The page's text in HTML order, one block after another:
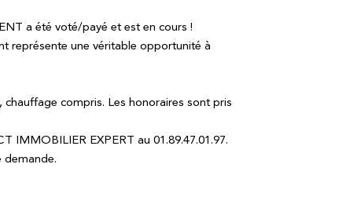
a été voté/payé et est en cours !
représente une véritable opportunité à
compris. Les honoraires sont pris
IMMOBILIER EXPERT au 01.89.47.01.97.